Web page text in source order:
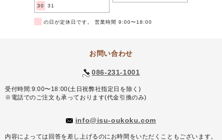
30
31
の日が定休日です。 営業時間 9:00〜18:00
お問い合わせ
086-231-1001
受付時間:9:00〜18:00(土日祝弊社指定日を除く)
※電話でのご注文も承っております(代金引換のみ)
info@isu-oukoku.com
内容によっては回答を差し上げるのにお時間をいただくこともございます。